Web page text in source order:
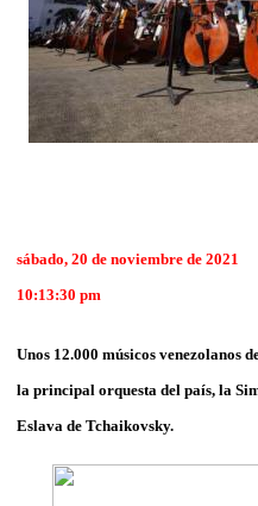
sábado, 20 de noviembre de 2021
10:13:30 pm
Unos 12.000 músicos venezolanos
la principal orquesta del país, la
Eslava de Tchaikovsky.